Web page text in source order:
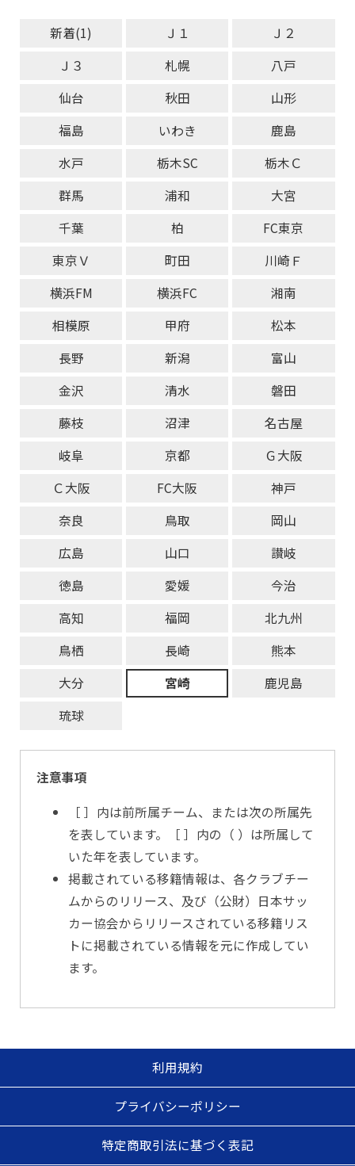
新着(1) Ｊ１
Ｊ２
Ｊ３
札幌
八戸
仙台
秋田
山形
福島
いわき
鹿島
水戸
栃木SC
栃木Ｃ
群馬
浦和
大宮
千葉
柏
FC東京
東京Ｖ
町田
川崎Ｆ
横浜FM
横浜FC
湘南
相模原
甲府
松本
長野
新潟
富山
金沢
清水
磐田
藤枝
沼津
名古屋
岐阜
京都
Ｇ大阪
Ｃ大阪
FC大阪
神戸
奈良
鳥取
岡山
広島
山口
讃岐
徳島
愛媛
今治
高知
福岡
北九州
鳥栖
長崎
熊本
大分
宮崎
鹿児島
琉球
注意事項
［ ］内は前所属チーム、または次の所属先
を表しています。［ ］内の（ ）は所属して
いた年を表しています。
掲載されている移籍情報は、各クラブチー
ムからのリリース、及び（公財）日本サッ
カー協会からリリースされている移籍リス
トに掲載されている情報を元に作成してい
ます。
利用規約
プライバシーポリシー
特定商取引法に基づく表記